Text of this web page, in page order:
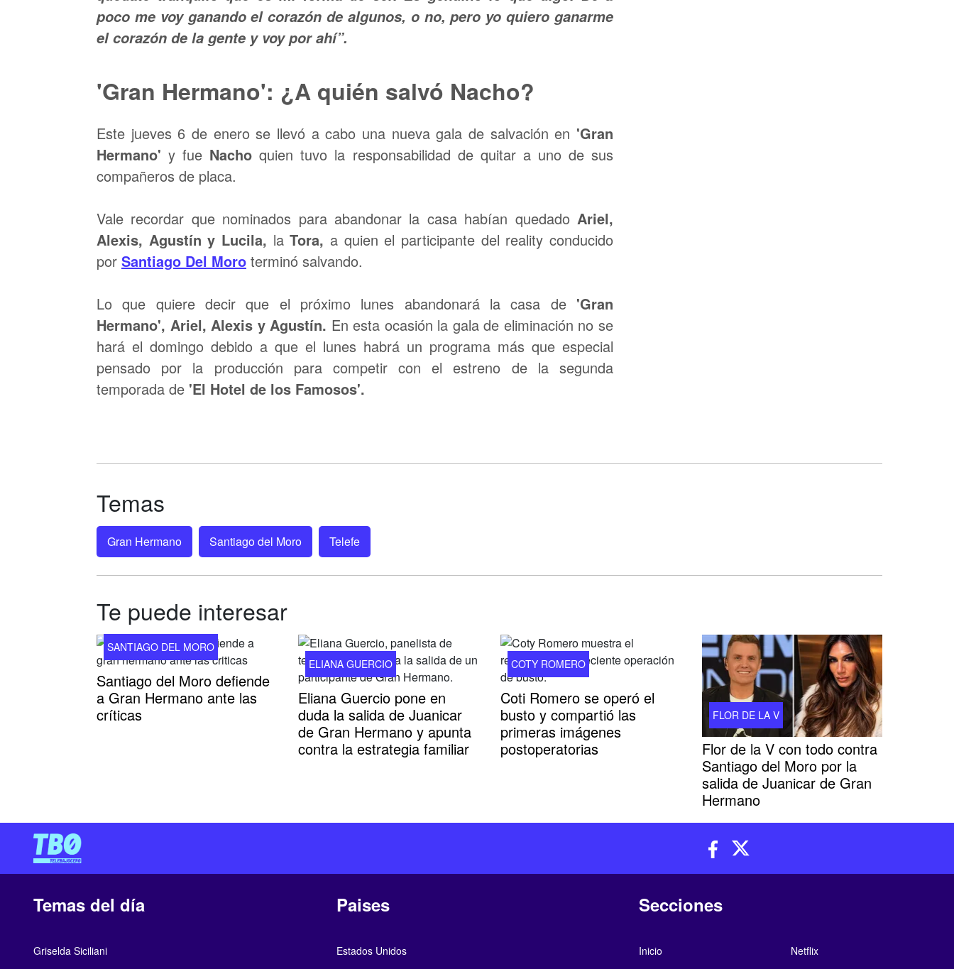
poco me voy ganando el corazón de algunos, o no, pero yo quiero ganarme
el corazón de la gente y voy por ahí”.
'Gran Hermano': ¿A quién salvó Nacho?
Este jueves 6 de enero se llevó a cabo una nueva gala de salvación en 'Gran
Hermano'y fue Nachoquien tuvo la responsabilidad de quitar a uno de sus
compañeros de placa.
Vale recordar que nominados para abandonar la casa habían quedado Ariel,
Alexis, Agustín y Lucila, laTora, a quien el participante del reality conducido
por Santiago Del Moro terminó salvando.
Lo que quiere decir que el próximo lunes abandonará la casa de 'Gran
Hermano', Ariel, Alexis y Agustín. En esta ocasión la gala de eliminación no se
hará el domingo debido a que el lunes habrá un programa más que especial
pensado por la producción para competir con el estreno de la segunda
temporada de 'El Hotel de los Famosos'.
Temas
Gran Hermano Santiago del Moro Telefe
Te puede interesar
SANTIAGO DEL MORO
Santiago del Moro defiende
a Gran Hermano ante las
críticas
ELIANA GUERCIO
Eliana Guercio pone en
duda la salida de Juanicar
de Gran Hermano y apunta
contra la estrategia familiar
COTY ROMERO
Coti Romero se operó el
busto y compartió las
primeras imágenes
postoperatorias
FLOR DE LA V
Flor de la V con todo contra
Santiago del Moro por la
salida de Juanicar de Gran
Hermano
Temas del día
Griselda Siciliani
Paises
Estados Unidos
Secciones
Inicio Netflix